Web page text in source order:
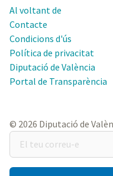
Al voltant de
Contacte
Condicions d'ús
Política de privacitat
Diputació de València
Portal de Transparència
© 2026 Diputació de
El
teu
correu-